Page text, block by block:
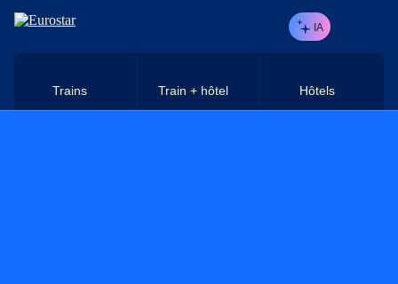
Aller au contenu principal
IA
Trains Train + hôtel Hôtels